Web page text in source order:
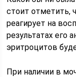
стоит отметить,
реагирует на
результатах его
эритроцитов
При наличии в